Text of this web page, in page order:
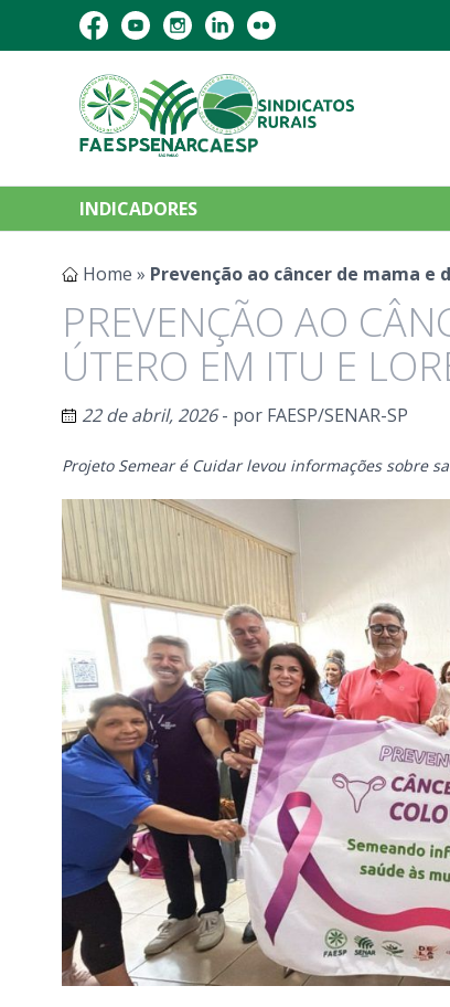
INDICADORES
Home » Prevenção ao câncer de mama e
PREVENÇÃO AO
ÚTERO EM ITU E
22 de abril, 2026- por FAESP/SENAR-SP
Projeto Semear é Cuidar levou informações sobre